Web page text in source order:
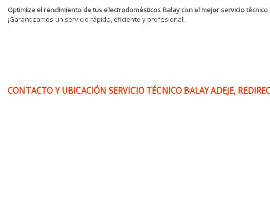
Optimiza el rendimiento de tus electrodomésticos Balay con el mejor servicio técnico
¡Garantizamos un servicio rápido, eficiente y profesional!
CONTACTO Y UBICACIÓN SERVICIO TÉCNICO BALAY ADEJE,